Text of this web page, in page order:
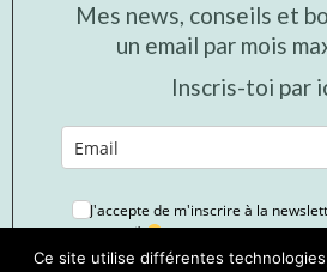
Mes news, conseils et
un email par mois
Inscris-toi par
J'accepte de m'inscrire à la
garanti).
Ce site utilise différentes